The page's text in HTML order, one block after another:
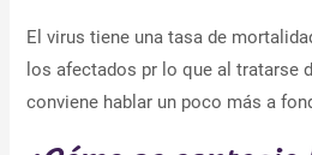
El virus tiene una tasa de
los afectados pr lo que al tratarse
conviene hablar un poco más a